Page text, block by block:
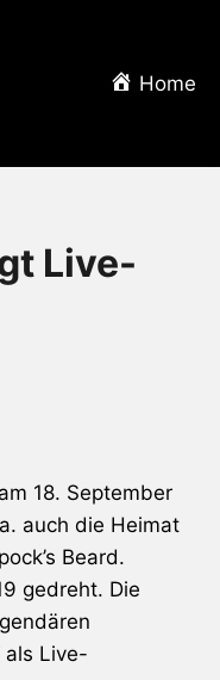
Home
Live-
18. September
auch die Heimat
Beard.
gedreht. Die
als Live-